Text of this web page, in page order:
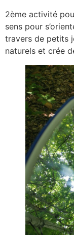
2ème activité
sens pour
travers de petits
naturels et crée